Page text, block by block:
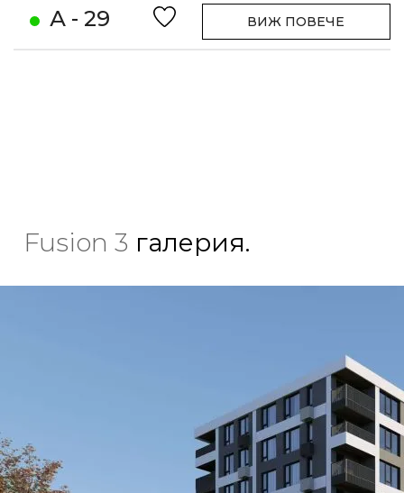
А - 29 ВИЖ ПОВЕЧЕ
Fusion 3 галерия.